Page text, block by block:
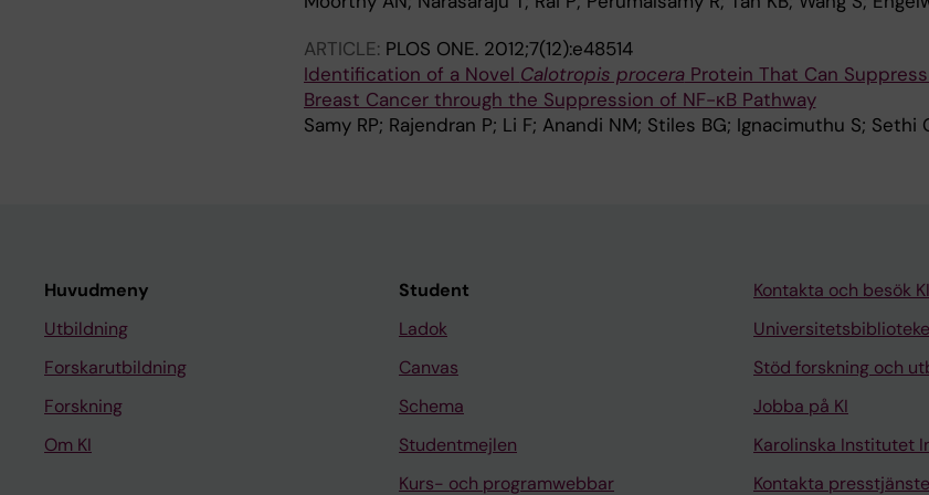
ARTICLE: PLOS ONE. 2012;7(12):e48514
Identification of a Novel Calotropis proceraProtein That Can
Breast Cancer through the Suppression of NF-κB Pathway
Samy RP; Rajendran P; Li F; Anandi NM; Stiles BG; Ignacimuthu S; Sethi
Huvudmeny
Utbildning
Forskarutbildning
Forskning
Om KI
Student
Ladok
Canvas
Schema
Studentmejlen
Kurs- och programwebbar
Kontakta och besök KI
Stöd forskning och
Jobba på KI
Karolinska Institutet
Kontakta